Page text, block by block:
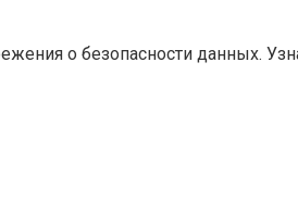
о безопасности данных.